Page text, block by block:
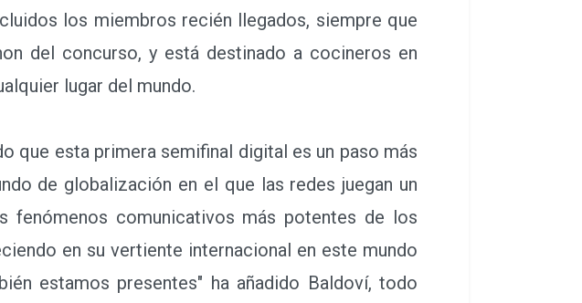
los miembros recién llegados, siempre que
del concurso, y está destinado a cocineros en
lugar del mundo.
que esta primera semifinal digital es un paso más
de globalización en el que las redes juegan un
fenómenos comunicativos más potentes de los
en su vertiente internacional en este mundo
estamos presentes" ha añadido Baldoví, todo